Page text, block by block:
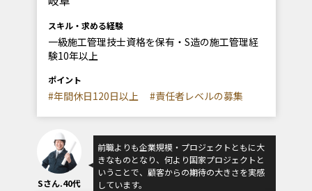
スキル・求める経験
一級施工管理技士資格を保有・S造の施工管理経
験10年以上
ポイント
#年間休日120日以上 #責任者レベルの募集
Sさん.40代
前職よりも企業規模・プロジェクトともに大
きなものとなり、何より国家プロジェクトと
いうことで、顧客からの期待の大きさを実感
しています。